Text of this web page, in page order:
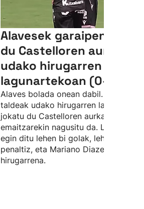
Alavesek garaipena
du Castelloren aurka
udako hirugarren
lagunartekoan (0-3)
Alaves bolada onean dabil. Gasteizko
taldeak udako hirugarren
jokatu du Castelloren aurka, eta 0-
emaitzarekin nagusitu da. Lucas
egin ditu lehen bi golak, lehena
penaltiz, eta Mariano Diazek sartu du
hirugarrena.